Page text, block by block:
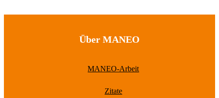
Über MANEO
MANEO-Arbeit
Zitate